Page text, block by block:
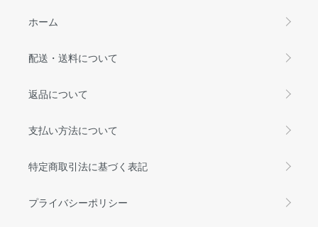
ホーム
配送・送料について
返品について
支払い方法について
特定商取引法に基づく表記
プライバシーポリシー